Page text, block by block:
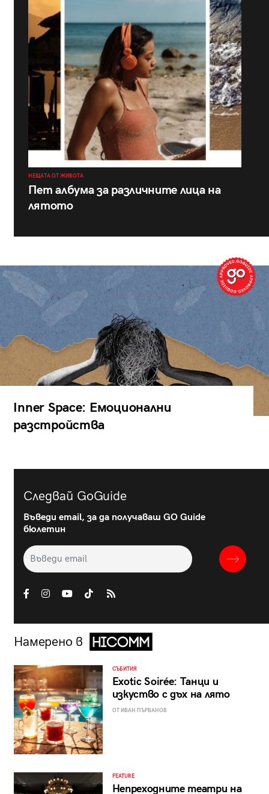
НЕЩАТА ОТ ЖИВОТА
Пет албума за различните лица на
лятото
Inner Space: Емоционални
разстройства
Следвай GoGuide
Въведи email, за да получаваш GO Guide
бюлетин
Намерено в
СЪБИТИЯ
Exotic Soirée: Танци и
изкуство с дъх на лято
ОТ ИВАН ПЪРВАНОВ
FEATURE
Непреходните театри на